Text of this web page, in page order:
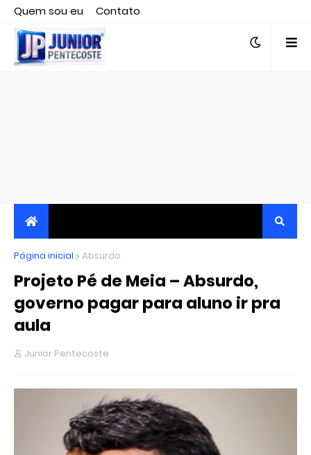
Quem sou eu
Contato
Editor responsável, jornalista Clovis Almeida.
JORNALISMO INDEPENDENTE, TRANSPARENTE E
CRÍTICO
Página inicial Absurdo
Projeto Pé de Meia – Absurdo,
governo pagar para aluno ir pra
aula
Junior Pentecoste